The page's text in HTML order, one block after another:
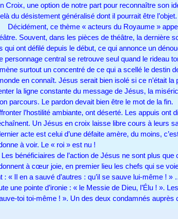
Croix, une option de notre part pour reconnaître son
du désistement généralisé dont il pourrait être
Décidément, ce thème « acteurs du Royaume »
Souvent, dans les pièces de théâtre, la dernière
qui ont défilé depuis le début, ce qui annonce un
personnage central se retrouve seul quand le rideau
surtout un concentré de ce qui a scellé le destin
en connaît. Jésus serait bien isolé si ce n’était la
la ligne constante du message de Jésus, la
parcours. Le pardon devait bien être le mot de la fin.
l’hostilité ambiante, ont déserté. Les appuis ont
Un Jésus en croix laisse libre cours à leurs
acte est celui d’une défaite amère, du moins,
à voir. Le « roi » est nu !
bénéficiaires de l’action de Jésus ne sont plus que
à cœur joie, en premier lieu les chefs qui se
: « Il en a sauvé d’autres : qu’il se sauve lui-même ! »
une pointe d’ironie : « le Messie de Dieu, l’Élu ! ».
toi toi-même ! ». Un des deux condamnés auprès